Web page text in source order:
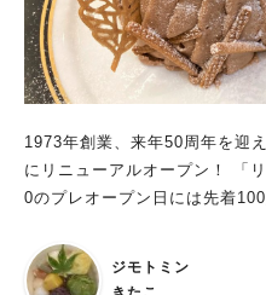
1973年創業、来年50周年を迎
にリニューアルオープン！ 「リビングかしわ」11/25号に、11/3
0のプレオープン日には先着
ジモトミン